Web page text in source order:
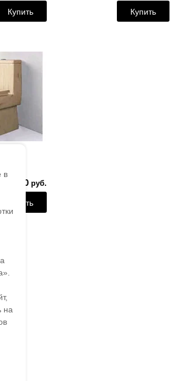
Купить Купить
UM-2
106 500руб.
Купить
в
на